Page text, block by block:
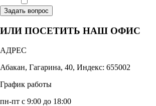
Задать вопрос
ИЛИ ПОСЕТИТЬ НАШ ОФИС
АДРЕС
Абакан, Гагарина, 40, Индекс: 655002
График работы
пн-пт с 9:00 до 18:00